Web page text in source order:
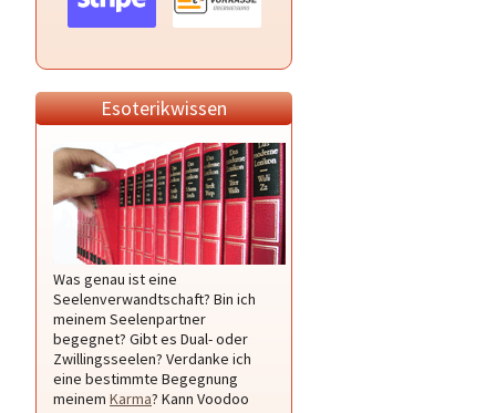
Esoterikwissen
Was genau ist eine
Seelenverwandtschaft? Bin ich
meinem Seelenpartner
begegnet? Gibt es Dual- oder
Zwillingsseelen? Verdanke ich
eine bestimmte Begegnung
meinem Karma? Kann Voodoo